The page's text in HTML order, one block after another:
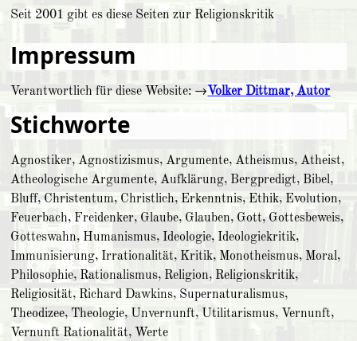
Seit 2001 gibt es die­se Se­iten zur Re­li­gi­ons­kri­tik
Impressum
Verantwortlich für diese Website: →Volker Dittmar, Autor
Stichworte
Agnostiker, Agnostizismus, Argumente, Atheismus, Atheist,
Atheologische Argumente, Aufklärung, Bergpredigt, Bibel,
Bluff, Christentum, Christlich, Erkenntnis, Ethik, Evolution,
Feuerbach, Freidenker, Glaube, Glauben, Gott, Gottesbeweis,
Gotteswahn, Humanismus, Ideologie, Ideologiekritik,
Immunisierung, Irrationalität, Kritik, Monotheismus, Moral,
Philosophie, Rationalismus, Religion, Religionskritik,
Religiosität, Richard Dawkins, Supernaturalismus,
Theodizee, Theologie, Unvernunft, Utilitarismus, Vernunft,
Vernunft Rationalität, Werte